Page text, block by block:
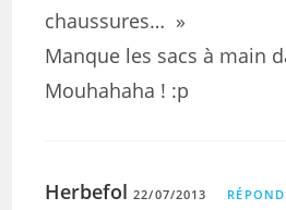
chaussures… »
Manque les sacs à main
Mouhahaha ! :p
Herbefol 22/07/2013